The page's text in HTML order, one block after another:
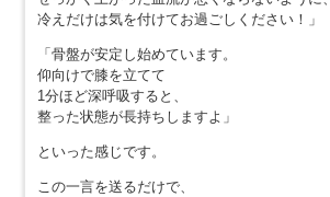
冷えだけは気を付けてお過ごしください！」
「骨盤が安定し始めています。
仰向けで膝を立てて
1分ほど深呼吸すると、
整った状態が長持ちしますよ」
といった感じです。
この一言を送るだけで、